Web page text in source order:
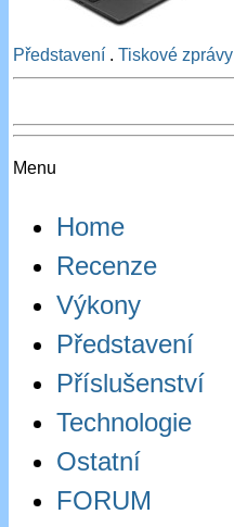
Představení .Tiskové zprávy
Menu
Home
Recenze
Výkony
Představení
Příslušenství
Technologie
Ostatní
FORUM